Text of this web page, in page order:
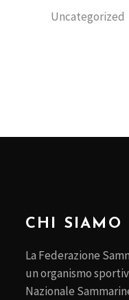
Uncategorized
CHI SIAMO
La Federazione
un organismo
Nazionale